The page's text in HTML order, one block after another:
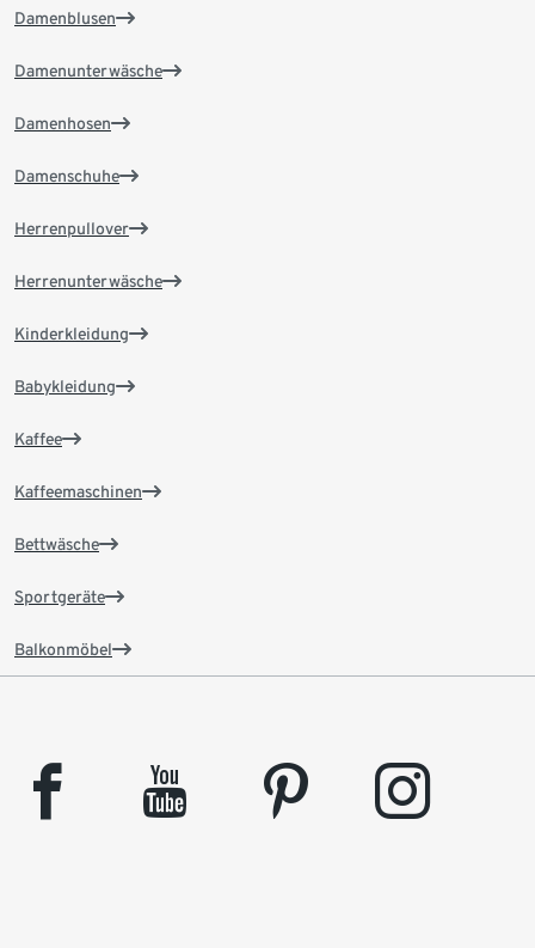
Damenblusen
Damenunterwäsche
Damenhosen
Damenschuhe
Herrenpullover
Herrenunterwäsche
Kinderkleidung
Babykleidung
Kaffee
Kaffeemaschinen
Bettwäsche
Sportgeräte
Balkonmöbel
facebook youtube pinterest instagram